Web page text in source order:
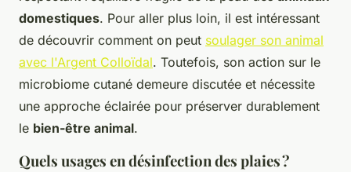
domestiques. Pour aller plus loin, il est intéressant
de découvrir comment on peut soulager son animal
avec l'Argent Colloïdal. Toutefois, son action sur le
microbiome cutané demeure discutée et nécessite
une approche éclairée pour préserver durablement
le bien-être animal.
Quels usages en désinfection des plaies ?